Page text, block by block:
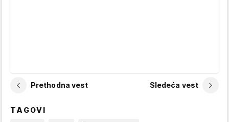
Prethodna vest Sledeća vest
TAGOVI